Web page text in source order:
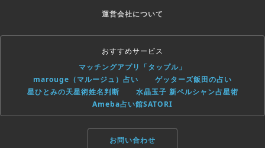
運営会社について
おすすめサービス
マッチングアプリ「タップル」
marouge（マルージュ）占い
ゲッターズ飯田の占い
星ひとみの天星術姓名判断
水晶玉子 新ペルシャン占星術
Ameba占い館SATORI
お問い合わせ